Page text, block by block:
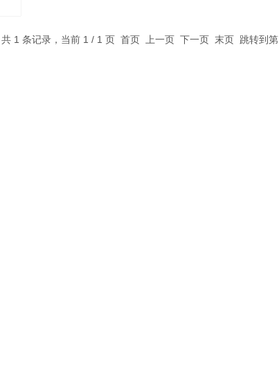
共 1 条记录，当前 1 / 1 页 首页 上一页 下一页 末页 跳转到第